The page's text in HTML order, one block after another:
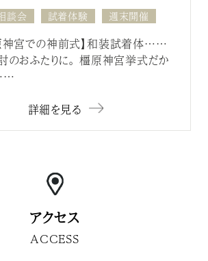
談会 試着体験 週末開催
神宮での神前式】和装試着体……
のおふたりに。 橿原神宮挙式だか
詳細を見る
アクセス
ACCESS